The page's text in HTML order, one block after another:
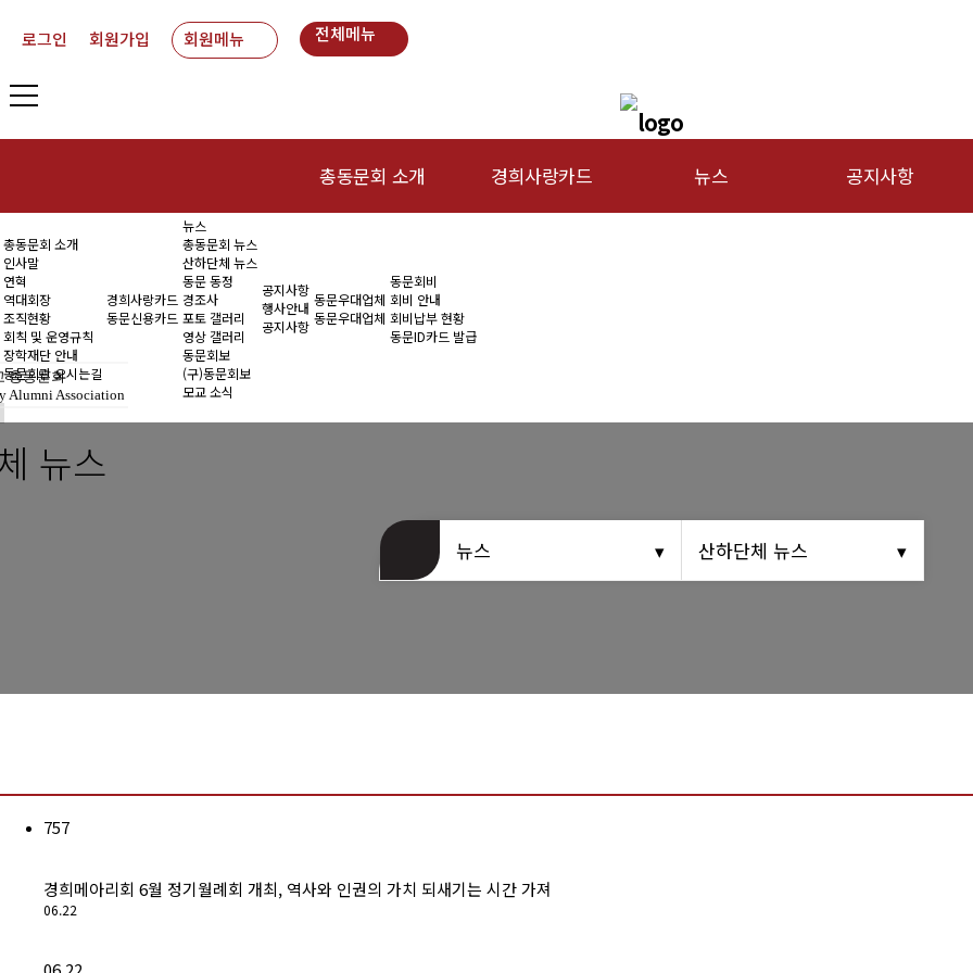
로그인 회원가입 회원메뉴 전체메뉴
총동문회 소개
연혁
역대회장
회칙 및 운영규칙
경희사랑카드 뉴스
포토 갤러리
(구)동문회보
공지사항
총동문회 소개
인사말
연혁
역대회장
조직현황
회칙 및 운영규칙
장학재단 안내
동문회관 오시는길
경희사랑카드
동문신용카드
뉴스
총동문회 뉴스
산하단체 뉴스
동문 동정
경조사
포토 갤러리
영상 갤러리
동문회보
(구)동문회보
모교 소식
공지사항
행사안내
공지사항
동문우대업체
동문우대업체
동문회비
회비 안내
회비납부 현황
동문ID카드 발급
총동문회
Alumni Association
뉴스
뉴스 산하단체 뉴스
757
경희메아리회 6월 정기월례회 개최, 역사와 인권의 가치 되새기는 시간 가져
06.22